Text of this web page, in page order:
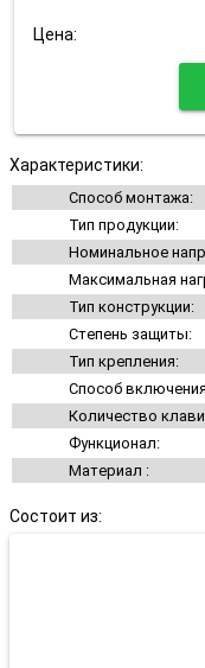
Цена:
Характеристики:
Способ монтажа:
Тип продукции:
Номинальное
Максимальная
Тип конструкции:
Степень защиты:
Тип крепления:
Способ
Количество
Функционал:
Материал :
Состоит из: